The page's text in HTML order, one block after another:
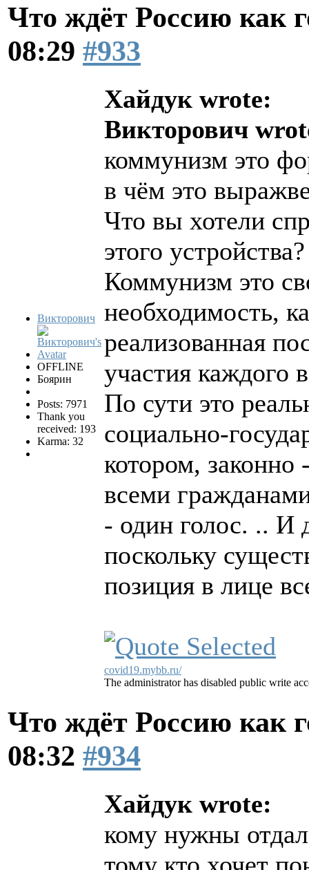
Что ждёт Россию как
08:29 #933
Викторович
OFFLINE
Боярин
Posts: 7971
Thank you
received: 193
Karma: 32
Хайдук wrote:
Викторович
коммунизм это
в чём это
Что вы хотели
этого
Коммунизм это
необходимость,
реализованная
участия каждого
По сути это
социально-
котором,
всеми
- один голос. .. И
поскольку
позиция в лице
covid19.mybb.ru/
The administrator has disabled public write
Что ждёт Россию как
08:32 #934
Хайдук wrote:
кому нужны